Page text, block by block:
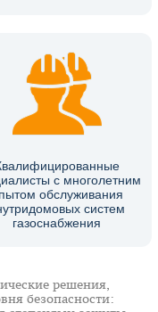
с многолетним
обслуживания
систем
газоснабжения
решения,
безопасности: